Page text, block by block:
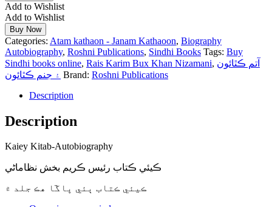
Add to Wishlist
Add to Wishlist
Buy Now
Categories: Atam kathaon - Janam Kathaoon, Biography
Autobiography, Roshni Publications, Sindhi Books Tags: Buy
Sindhi books online, Rais Karim Bux Khan Nizamani, آتم ڪٿائون
۽ جنم ڪٿائون Brand: Roshni Publications
Description
Description
Kaiey Kitab-Autobiography
ڪيئي ڪتاب رئيس ڪريم بخش نظاماڻي
ڪيئي ڪتاب ٻئي ڀاڱا هڪ جلد ۾